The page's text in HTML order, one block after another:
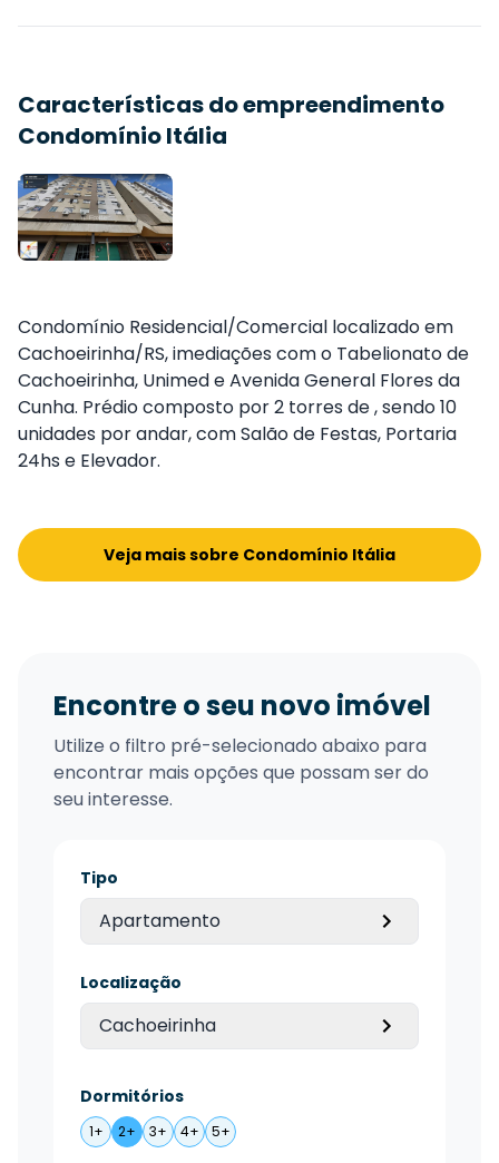
Características do empreendimento
Condomínio Itália
Condomínio Residencial/Comercial localizado em
Cachoeirinha/RS, imediações com o Tabelionato de
Cachoeirinha, Unimed e Avenida General Flores da
Cunha. Prédio composto por 2 torres de , sendo 10
unidades por andar, com Salão de Festas, Portaria
24hs e Elevador.
Veja mais sobre Condomínio Itália
Encontre o seu novo imóvel
Utilize o filtro pré-selecionado abaixo para
encontrar mais opções que possam ser do
seu interesse.
Tipo
Apartamento
Localização
Cachoeirinha
Dormitórios
1+ 2+ 3+ 4+ 5+